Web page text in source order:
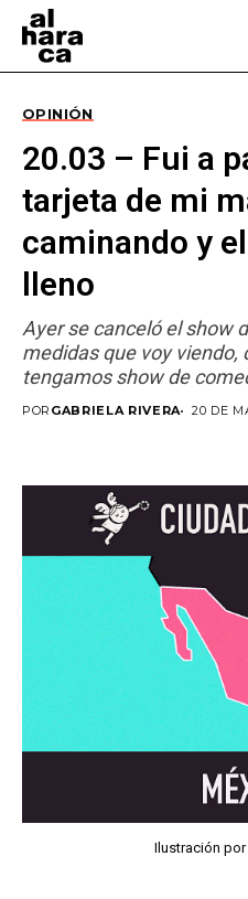
OPINIÓN
20.03 – Fui a
tarjeta de mi
caminando y
lleno
Ayer se canceló el show
medidas que voy viendo,
tengamos show de
POR GABRIELA RIVERA 20 DE
Ilustración por